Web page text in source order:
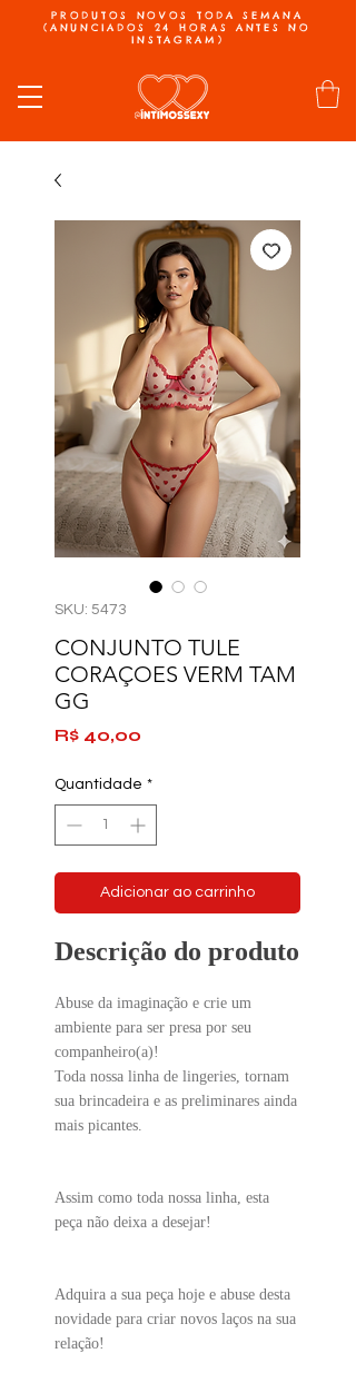
PRODUTOS NOVOS TODA SEMANA
(ANUNCIADOS 24 HORAS ANTES NO
INSTAGRAM)
SKU: 5473
CONJUNTO TULE
CORAÇOES VERM TAM
GG
R$ 40,00
Quantidade *
Adicionar ao carrinho
Descrição do produto
Abuse da imaginação e crie um
ambiente para ser presa por seu
companheiro(a)!
Toda nossa linha de lingeries, tornam
sua brincadeira e as preliminares ainda
mais picantes.
Assim como toda nossa linha, esta
peça não deixa a desejar!
Adquira a sua peça hoje e abuse desta
novidade para criar novos laços na sua
relação!